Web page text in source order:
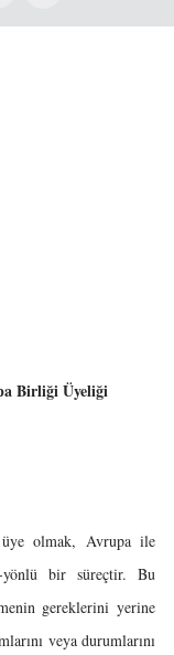
Birliği Üyeliği
olmak, Avrupa ile
yönlü bir süreçtir. Bu
gereklerini yerine
veya durumlarını